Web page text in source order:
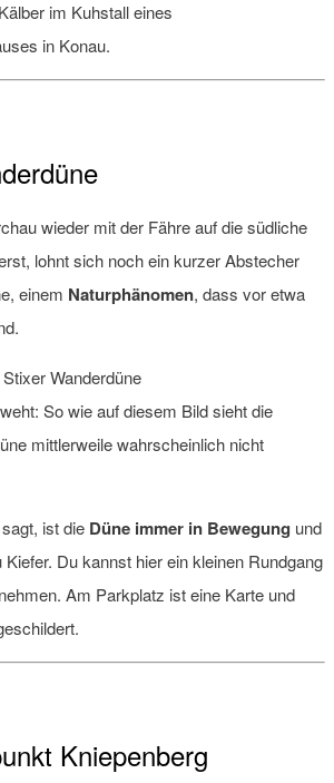
im Kuhstall eines
in Konau.
wieder mit der Fähre auf die südliche
lohnt sich noch ein kurzer Abstecher
einem Naturphänomen, dass vor etwa
So wie auf diesem Bild sieht die
mittlerweile wahrscheinlich nicht
ist die Düne immer in Bewegung und
Du kannst hier ein kleinen Rundgang
Am Parkplatz ist eine Karte und
Kniepenberg